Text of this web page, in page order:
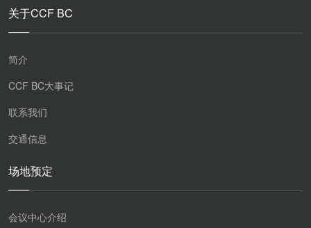
关于CCF BC
简介
CCF BC大事记
联系我们
交通信息
场地预定
会议中心介绍